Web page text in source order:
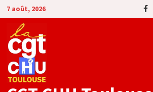
Passer
au
contenu
7 août, 2026